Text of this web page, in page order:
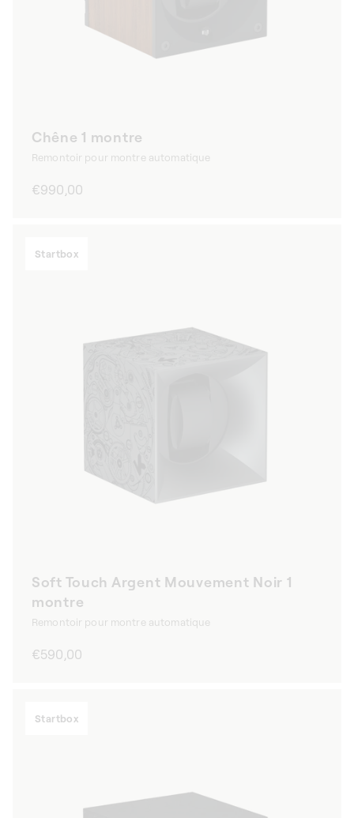
Chêne 1 montre
Remontoir pour montre automatique
Prix
€990,00
Startbox
Soft Touch Argent Mouvement Noir 1
montre
Remontoir pour montre automatique
Prix
€590,00
Startbox